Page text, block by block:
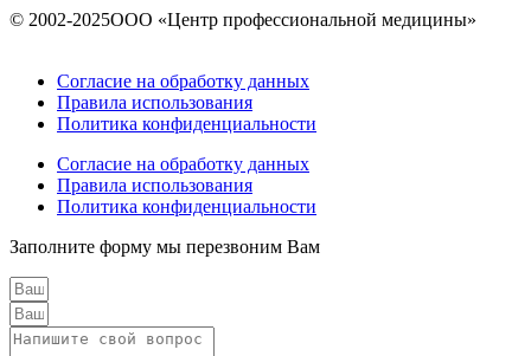
© 2002-2025ООО «Центр профессиональной медицины»
Согласие на обработку данных
Правила использования
Политика конфиденциальности
Согласие на обработку данных
Правила использования
Политика конфиденциальности
Заполните форму мы перезвоним Вам